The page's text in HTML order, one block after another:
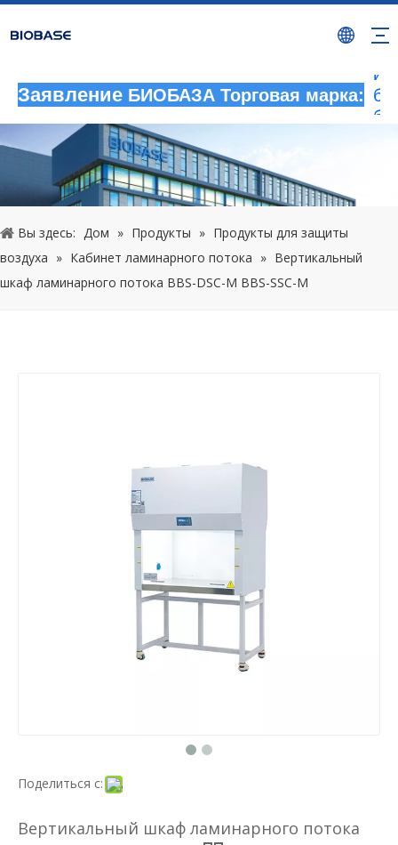
Заявление БИОБАЗА Торговая марка:
Вы здесь: Дом » Продукты » Продукты для защиты
воздуха » Кабинет ламинарного потока » Вертикальный
шкаф ламинарного потока BBS-DSC-M BBS-SSC-M
Поделиться с:
Вертикальный шкаф ламинарного потока